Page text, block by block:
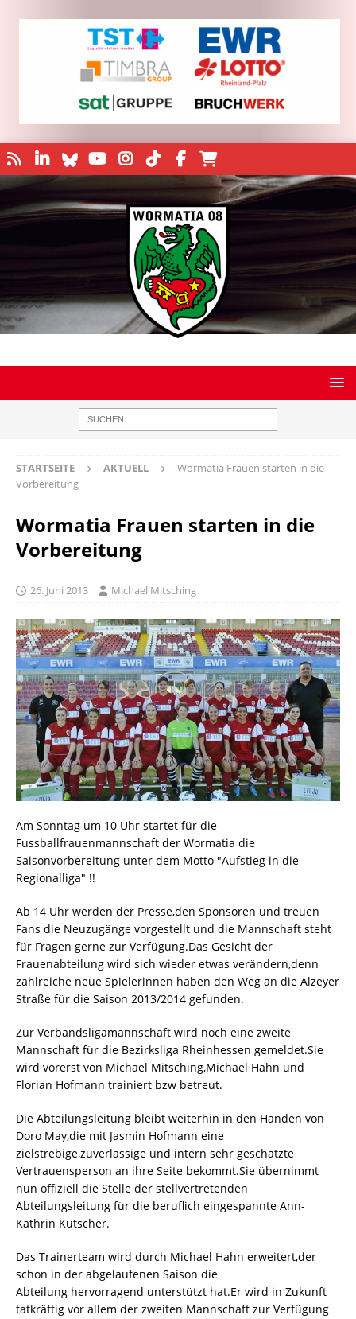
STARTSEITE AKTUELL
Wormatia Frauen starten in die
Vorbereitung
Wormatia Frauen starten in die
Vorbereitung
26. Juni 2013 Michael Mitsching
Am Sonntag um 10 Uhr startet für die
Fussballfrauenmannschaft der Wormatia die
Saisonvorbereitung unter dem Motto "Aufstieg in die
Regionalliga" !!
Ab 14 Uhr werden der Presse,den Sponsoren und treuen
Fans die Neuzugänge vorgestellt und die Mannschaft steht
für Fragen gerne zur Verfügung.Das Gesicht der
Frauenabteilung wird sich wieder etwas verändern,denn
zahlreiche neue Spielerinnen haben den Weg an die Alzeyer
Straße für die Saison 2013/2014 gefunden.
Zur Verbandsligamannschaft wird noch eine zweite
Mannschaft für die Bezirksliga Rheinhessen gemeldet.Sie
wird vorerst von Michael Mitsching,Michael Hahn und
Florian Hofmann trainiert bzw betreut.
Die Abteilungsleitung bleibt weiterhin in den Händen von
Doro May,die mit Jasmin Hofmann eine
zielstrebige,zuverlässige und intern sehr geschätzte
Vertrauensperson an ihre Seite bekommt.Sie übernimmt
nun offiziell die Stelle der stellvertretenden
Abteilungsleitung für die beruflich eingespannte Ann-
Kathrin Kutscher.
Das Trainerteam wird durch Michael Hahn erweitert,der
schon in der abgelaufenen Saison die
Abteilung hervorragend unterstützt hat.Er wird in Zukunft
tatkräftig vor allem der zweiten Mannschaft zur Verfügung